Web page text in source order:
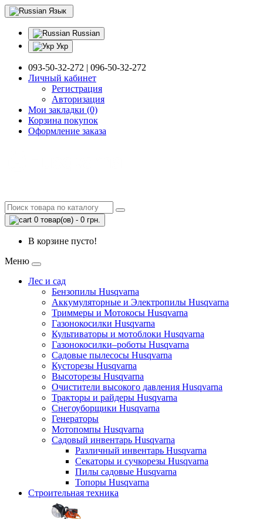
Язык
Russian
Укр
093-50-32-272 | 096-50-32-272
Личный кабинет
Регистрация
Авторизация
Мои закладки (0)
Корзина покупок
Оформление заказа
0 товар(ов) - 0 грн.
В корзине пусто!
Меню
Лес и сад
Бензопилы Husqvarna
Аккумуляторные и Электропилы Нusqvarna
Триммеры и Мотокосы Нusqvarna
Газонокосилки Husqvarna
Культиваторы и мотоблоки Husqvarna
Газонокосилки–роботы Husqvarna
Садовые пылесосы Husqvarna
Кусторезы Husqvarna
Высоторезы Husqvarna
Очистители высокого давления Husqvarna
Тракторы и райдеры Husqvarna
Снегоуборщики Husqvarna
Генераторы
Мотопомпы Husqvarna
Садовый инвентарь Husqvarna
Различный инвентарь Husqvarna
Секаторы и сучкорезы Husqvarna
Пилы садовые Husqvarna
Топоры Husqvarna
Строительная техника